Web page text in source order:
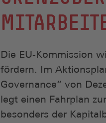
Die EU-Kommission
fördern. Im
Governance“ von
legt einen Fahrplan
besonders der